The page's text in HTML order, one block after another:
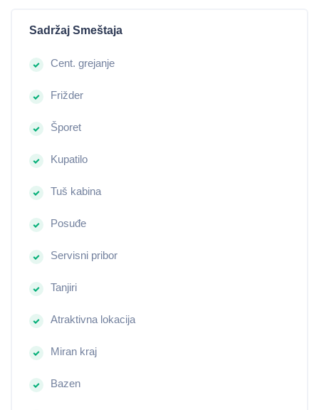
Sadržaj Smeštaja
Cent. grejanje
Frižder
Šporet
Kupatilo
Tuš kabina
Posuđe
Servisni pribor
Tanjiri
Atraktivna lokacija
Miran kraj
Bazen